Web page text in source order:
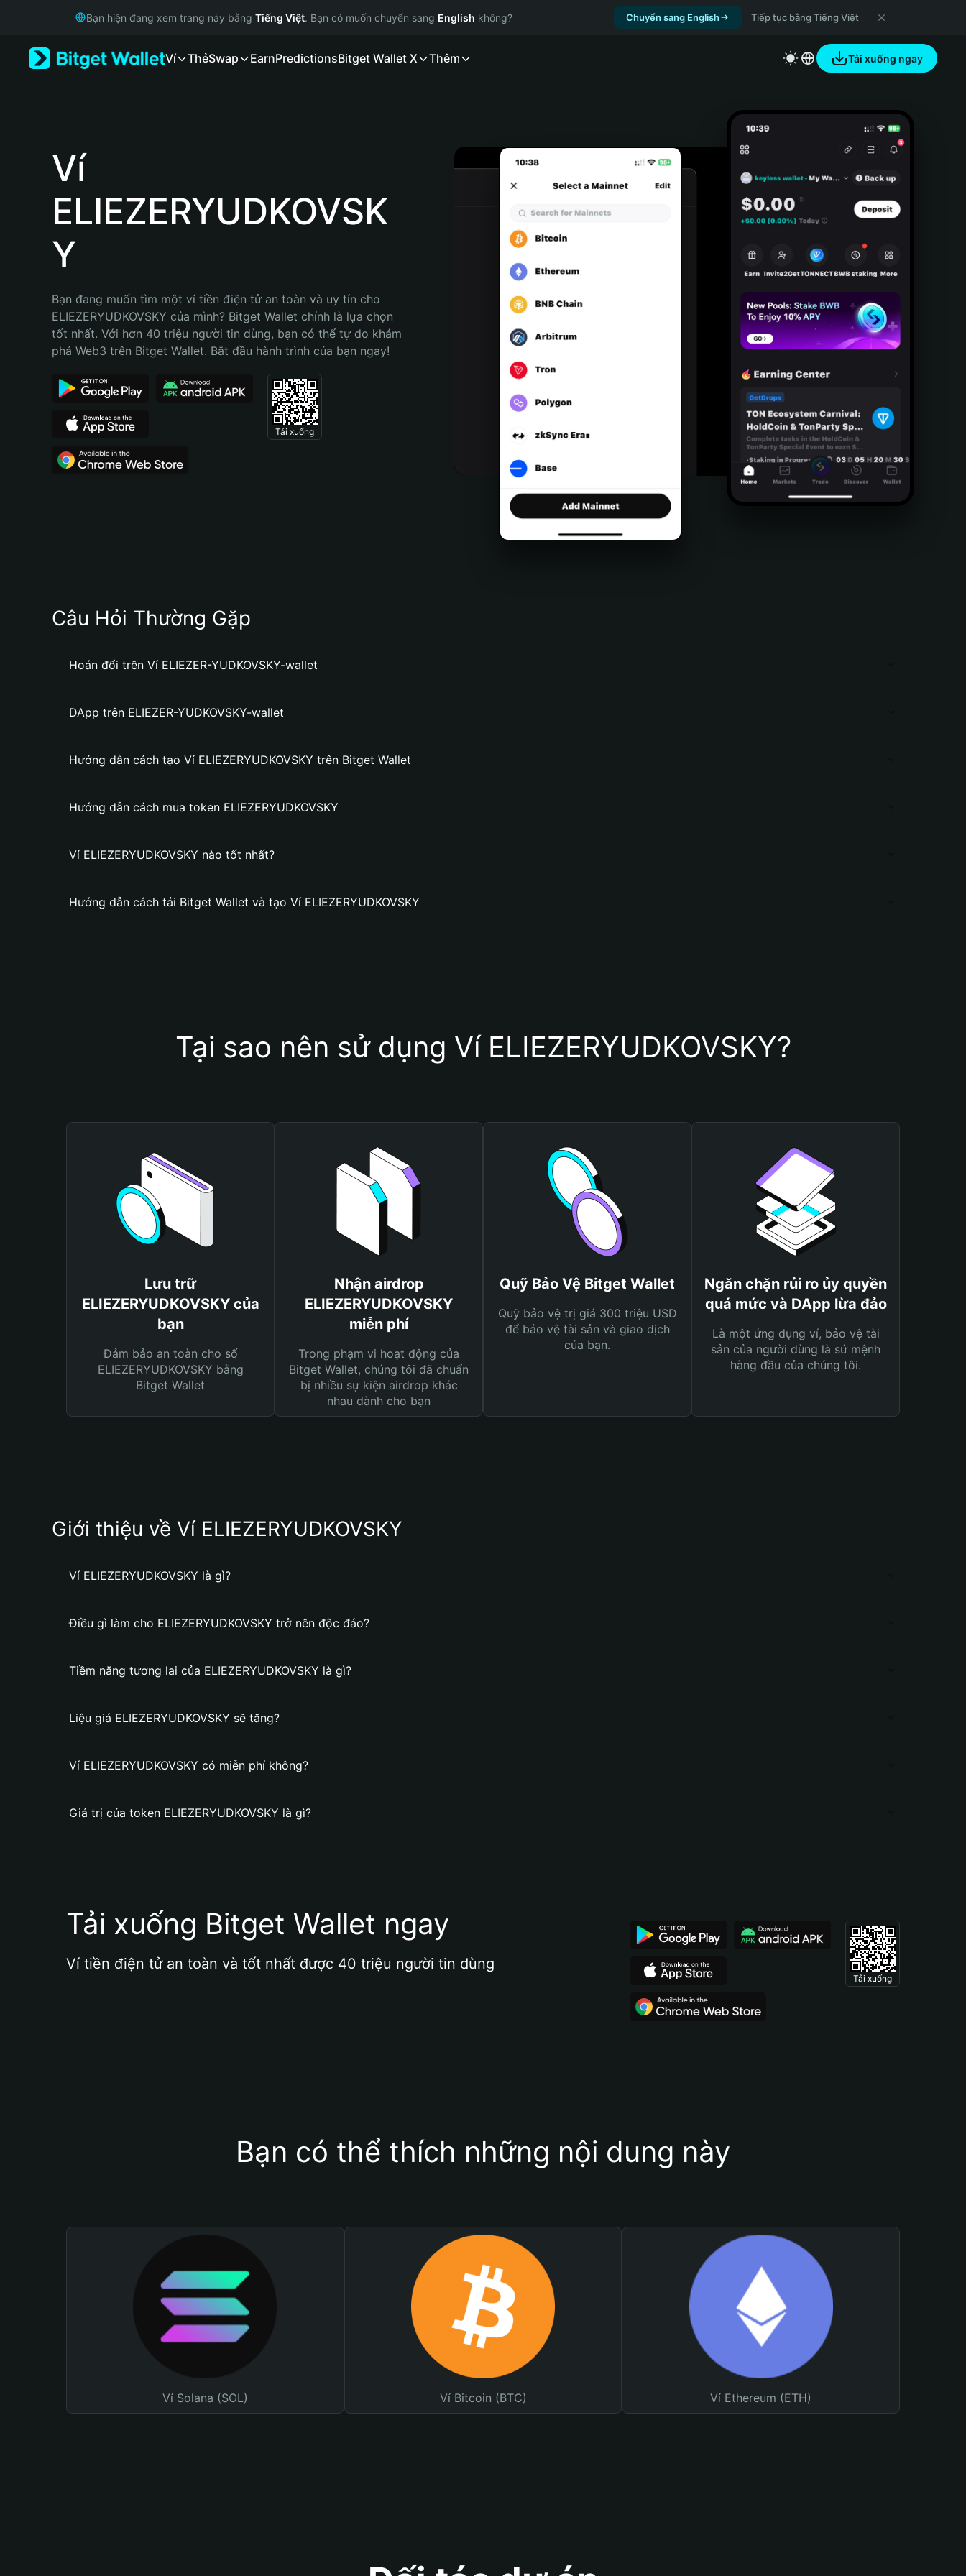
Русский
Português (Portugal)
Bahasa Indonesia
Português (Brasil)
Español (Argentina)
Bạn hiện đang xem trang này bằng Tiếng Việt. Bạn có muốn chuyển sang English không? Chuyển sang English Tiếp tục bằng Tiếng Việt
Ví ThẻSwap EarnPredictionsBitget Wallet X Thêm Tải xuống ngay
Ví
ELIEZERYUDKOVSK
Y
Bạn đang muốn tìm một ví tiền điện tử an toàn và uy tín cho
ELIEZERYUDKOVSKY của mình? Bitget Wallet chính là lựa chọn
tốt nhất. Với hơn 40 triệu người tin dùng, bạn có thể tự do khám
phá Web3 trên Bitget Wallet. Bắt đầu hành trình của bạn ngay!
Tải xuống
Câu Hỏi Thường Gặp
Hoán đổi trên Ví ELIEZER-YUDKOVSKY-wallet
DApp trên ELIEZER-YUDKOVSKY-wallet
Hướng dẫn cách tạo Ví ELIEZERYUDKOVSKY trên Bitget Wallet
Hướng dẫn cách mua token ELIEZERYUDKOVSKY
Ví ELIEZERYUDKOVSKY nào tốt nhất?
Hướng dẫn cách tải Bitget Wallet và tạo Ví ELIEZERYUDKOVSKY
Tại sao nên sử dụng Ví ELIEZERYUDKOVSKY?
Lưu trữ
ELIEZERYUDKOVSKY của
bạn
Đảm bảo an toàn cho số
ELIEZERYUDKOVSKY bằng
Bitget Wallet
Nhận airdrop
ELIEZERYUDKOVSKY
miễn phí
Trong phạm vi hoạt động của
Bitget Wallet, chúng tôi đã chuẩn
bị nhiều sự kiện airdrop khác
nhau dành cho bạn
Quỹ Bảo Vệ Bitget Wallet
Quỹ bảo vệ trị giá 300 triệu USD
để bảo vệ tài sản và giao dịch
của bạn.
Ngăn chặn rủi ro ủy quyền
quá mức và DApp lừa đảo
Là một ứng dụng ví, bảo vệ tài
sản của người dùng là sứ mệnh
hàng đầu của chúng tôi.
Giới thiệu về Ví ELIEZERYUDKOVSKY
Ví ELIEZERYUDKOVSKY là gì?
Điều gì làm cho ELIEZERYUDKOVSKY trở nên độc đáo?
Tiềm năng tương lai của ELIEZERYUDKOVSKY là gì?
Liệu giá ELIEZERYUDKOVSKY sẽ tăng?
Ví ELIEZERYUDKOVSKY có miễn phí không?
Giá trị của token ELIEZERYUDKOVSKY là gì?
Tải xuống Bitget Wallet ngay
Ví tiền điện tử an toàn và tốt nhất được 40 triệu người tin dùng
Tải xuống
Bạn có thể thích những nội dung này
Ví Solana (SOL) Ví Bitcoin (BTC) Ví Ethereum (ETH)